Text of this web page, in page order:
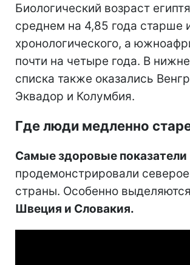
Биологический возраст
среднем на 4,85 года старше
хронологического, а
почти на четыре года. В
списка также оказались
Эквадор и Колумбия.
Где люди медленно
Самые здоровые показатели
продемонстрировали
страны. Особенно выделяются
Швеция и Словакия.